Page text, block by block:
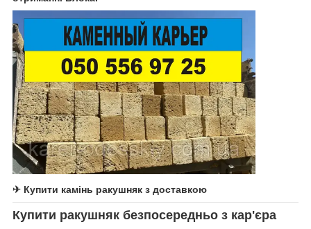
✈ Купити камінь ракушняк з доставкою
Купити ракушняк безпосередньо з кар'єра